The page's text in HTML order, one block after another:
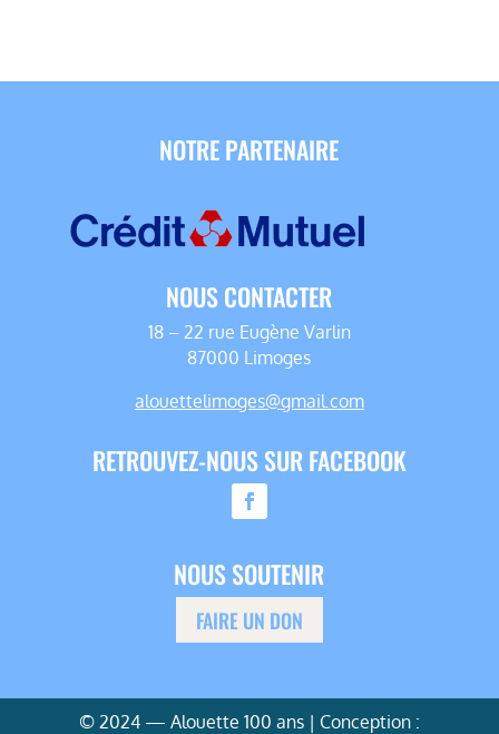
NOTRE PARTENAIRE
NOUS CONTACTER
18 – 22 rue Eugène Varlin
87000 Limoges
alouettelimoges@gmail.com
RETROUVEZ-NOUS SUR FACEBOOK
NOUS SOUTENIR
FAIRE UN DON
© 2024 — Alouette 100 ans | Conception :